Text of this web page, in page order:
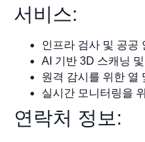
서비스:
인프라 검사 및 공공
AI 기반 3D 스캐닝
원격 감시를 위한 열
실시간 모니터링을
연락처 정보: